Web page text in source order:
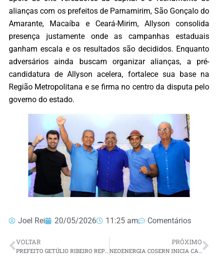
alianças com os prefeitos de Parnamirim, São Gonçalo do
Amarante, Macaíba e Ceará-Mirim, Allyson consolida
presença justamente onde as campanhas estaduais
ganham escala e os resultados são decididos. Enquanto
adversários ainda buscam organizar alianças, a pré-
candidatura de Allyson acelera, fortalece sua base na
Região Metropolitana e se firma no centro da disputa pelo
governo do estado.
Joel Rei 20/05/2026 11:25 am Comentários
VOLTAR
PREFEITO GETÚLIO RIBEIRO REPRESENTA VÁRZEA NA MARCHA DOS PREFEITOS EM BRASÍLIA E GARANTE NOVOS INVESTIMENTOS PARA O MUNICÍPIO
PRÓXIMO
NEOENERGIA COSERN INICIA CAMPANHA PARA RENEGOCIAÇÃO DE DÍVIDAS COM DESCONTOS DE ATÉ 90%